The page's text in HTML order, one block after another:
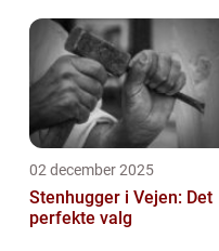
02 december 2025
Stenhugger i Vejen: Det
perfekte valg